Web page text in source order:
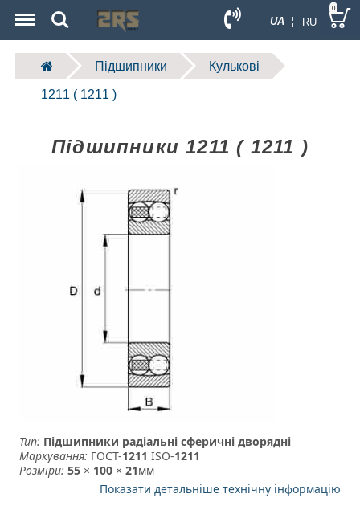
UA ¦ RU
Search 0
Підшипники Кулькові
1211 ( 1211 )
Підшипники 1211 ( 1211 )
Тип: Підшипники радіальні сферичні дворядні
Маркування: ГОСТ-1211 ­ ISO-1211
Розміри: 55 × 100 ×21мм
Показати детальніше технічну інформацію